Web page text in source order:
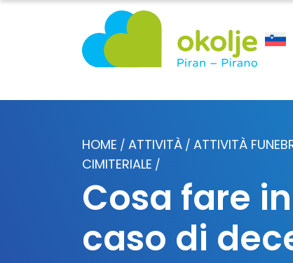
HOME / ATTIVITÀ / ATTIVITÀ
CIMITERIALE /
Cosa fare in
caso di